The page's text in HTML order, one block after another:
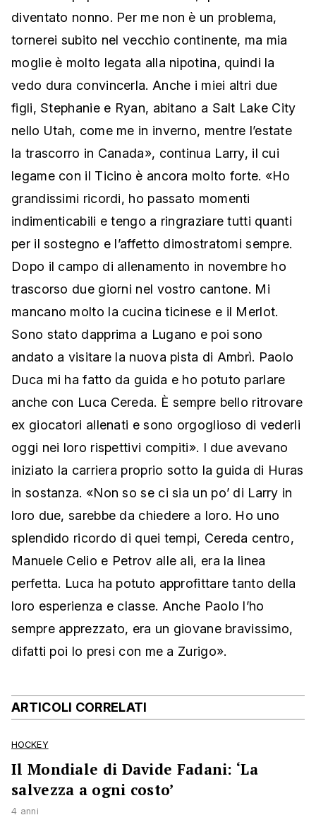
diventato nonno. Per me non è un problema,
tornerei subito nel vecchio continente, ma mia
moglie è molto legata alla nipotina, quindi la
vedo dura convincerla. Anche i miei altri due
figli, Stephanie e Ryan, abitano a Salt Lake City
nello Utah, come me in inverno, mentre l’estate
la trascorro in Canada», continua Larry, il cui
legame con il Ticino è ancora molto forte. «Ho
grandissimi ricordi, ho passato momenti
indimenticabili e tengo a ringraziare tutti quanti
per il sostegno e l’affetto dimostratomi sempre.
Dopo il campo di allenamento in novembre ho
trascorso due giorni nel vostro cantone. Mi
mancano molto la cucina ticinese e il Merlot.
Sono stato dapprima a Lugano e poi sono
andato a visitare la nuova pista di Ambrì. Paolo
Duca mi ha fatto da guida e ho potuto parlare
anche con Luca Cereda. È sempre bello ritrovare
ex giocatori allenati e sono orgoglioso di vederli
oggi nei loro rispettivi compiti». I due avevano
iniziato la carriera proprio sotto la guida di Huras
in sostanza. «Non so se ci sia un po’ di Larry in
loro due, sarebbe da chiedere a loro. Ho uno
splendido ricordo di quei tempi, Cereda centro,
Manuele Celio e Petrov alle ali, era la linea
perfetta. Luca ha potuto approfittare tanto della
loro esperienza e classe. Anche Paolo l’ho
sempre apprezzato, era un giovane bravissimo,
difatti poi lo presi con me a Zurigo».
ARTICOLI CORRELATI
HOCKEY
Il Mondiale di Davide Fadani: ‘La
salvezza a ogni costo’
4 anni